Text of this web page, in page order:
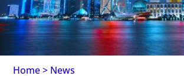
Home> News